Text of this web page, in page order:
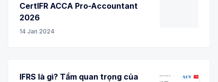
CertIFR ACCA Pro-Accountant
2026
14 Jan 2024
IFRS là gì? Tầm quan trọng của